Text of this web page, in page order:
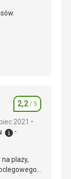
3,0/ 5
Trzeba
Ocena
2,2 / 5
2021
plaży,